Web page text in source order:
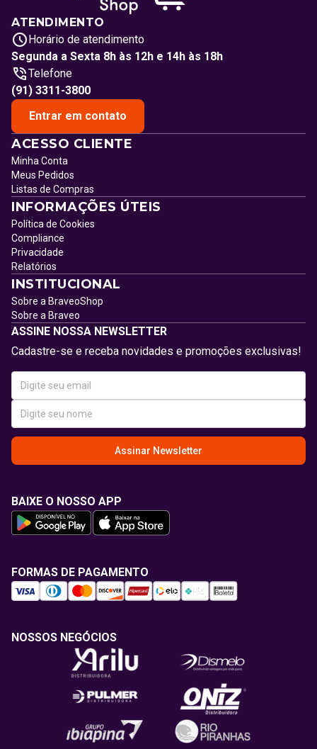
ATENDIMENTO
Horário de atendimento
Segunda a Sexta 8h às 12h e 14h às 18h
Telefone
(91) 3311-3800
Entrar em contato
ACESSO CLIENTE
Minha Conta
Meus Pedidos
Listas de Compras
INFORMAÇÕES ÚTEIS
Política de Cookies
Compliance
Privacidade
Relatórios
INSTITUCIONAL
Sobre a BraveoShop
Sobre a Braveo
ASSINE NOSSA NEWSLETTER
Cadastre-se e receba novidades e promoções exclusivas!
Assinar Newsletter
BAIXE O NOSSO APP
FORMAS DE PAGAMENTO
NOSSOS NEGÓCIOS